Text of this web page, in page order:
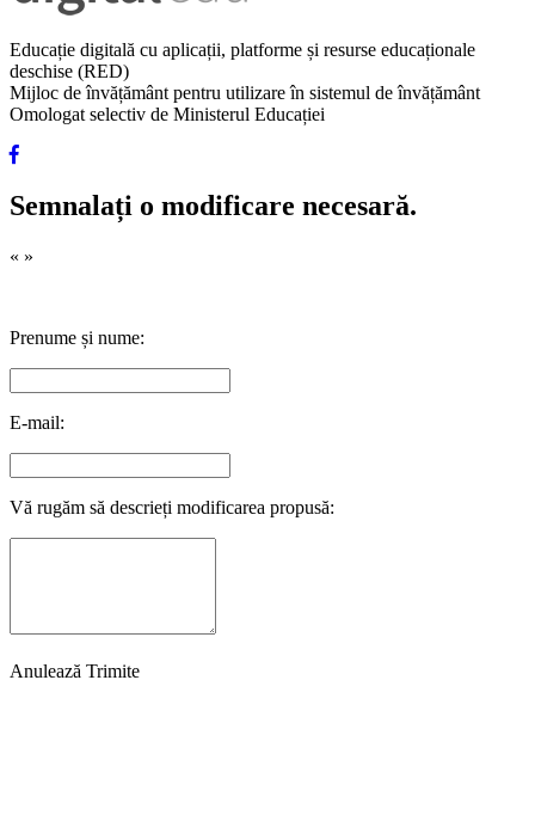
Educație digitală cu aplicații, platforme și resurse educaționale
deschise (RED)
Mijloc de învățământ pentru utilizare în sistemul de învățământ
Omologat selectiv de Ministerul Educației
Semnalați o modificare necesară.
« »
Prenume și nume:
E-mail:
Vă rugăm să descrieți modificarea propusă:
Anulează Trimite